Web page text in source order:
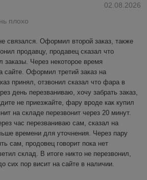
02.08.2026
плохо
связался. Оформил второй заказ, также
продавцу, продавец сказал что
заказы. Через некоторое время
сайте. Оформил третий заказ на
принял, отзвонил сказал что фара в
день перезваниваю, хочу забрать заказ,
не приезжайте, фару вроде как купил
на складе перезвонит через 20 минут.
час перезваниваю сам, сказал на
времени для уточнения. Через пару
сам, продовец говорит пока нет
склад. В итоге никто не перезвонил,
сих пор висит на сайте в наличии.